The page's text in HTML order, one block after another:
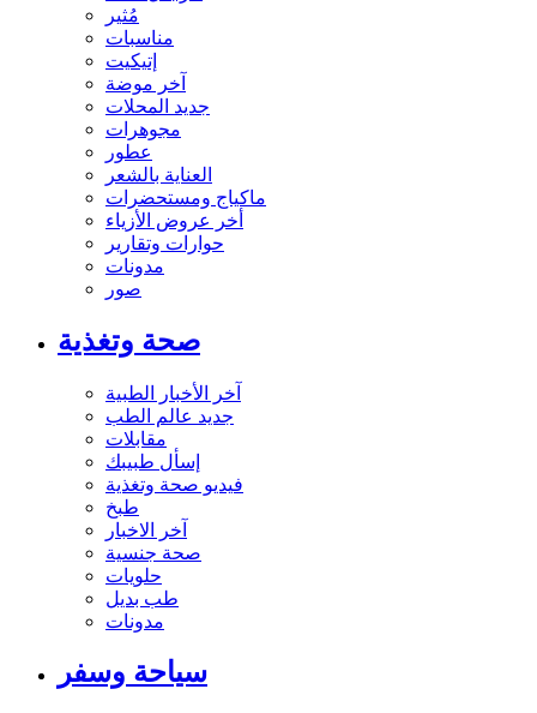
مُثير
مناسبات
إتيكيت
آخر موضة
جديد المحلات
مجوهرات
عطور
العناية بالشعر
ماكياج ومستحضرات
أخر عروض الأزياء
حوارات وتقارير
مدونات
صور
صحة وتغذية
آخر الأخبار الطبية
جديد عالم الطب
مقابلات
إسأل طبيبك
فيديو صحة وتغذية
طبخ
آخر الاخبار
صحة جنسية
حلويات
طب بديل
مدونات
سياحة وسفر